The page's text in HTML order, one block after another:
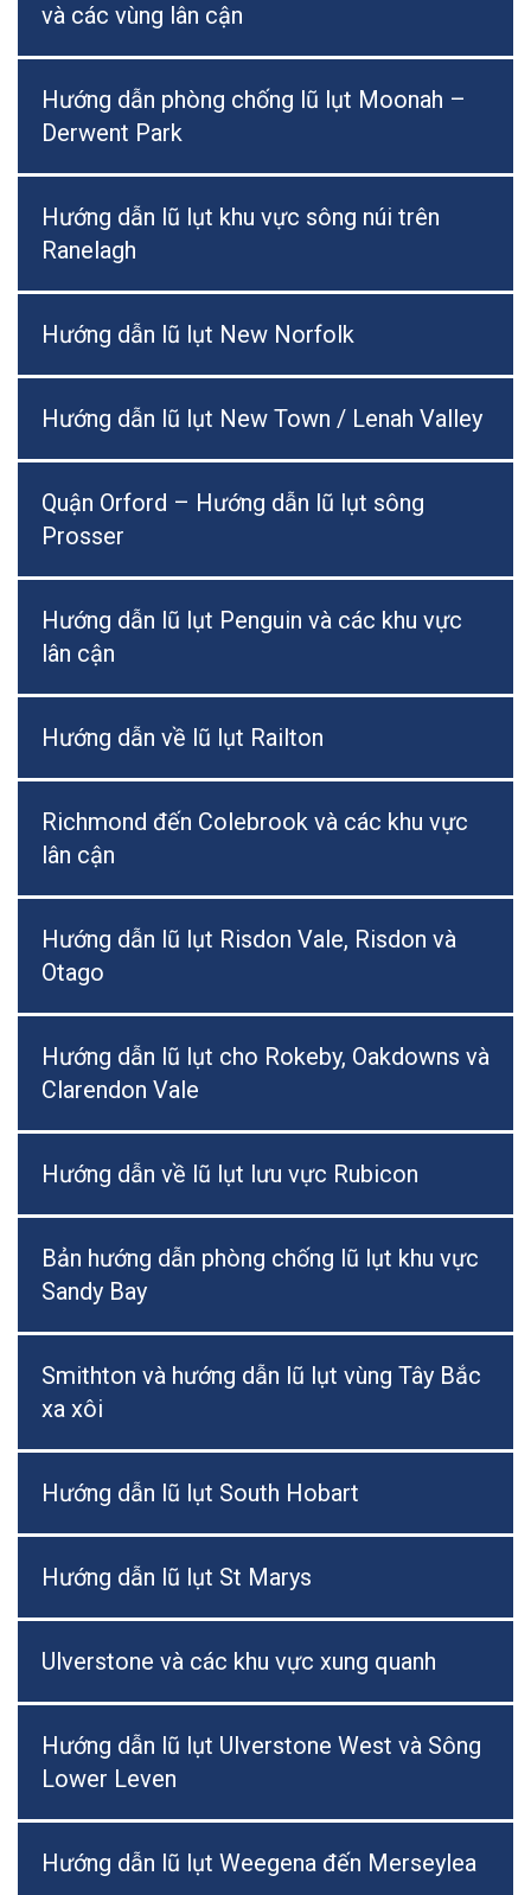
và các vùng lân cận
Hướng dẫn phòng chống lũ lụt Moonah –
Derwent Park
Hướng dẫn lũ lụt khu vực sông núi trên
Ranelagh
Hướng dẫn lũ lụt New Norfolk
Hướng dẫn lũ lụt New Town / Lenah Valley
Quận Orford – Hướng dẫn lũ lụt sông
Prosser
Hướng dẫn lũ lụt Penguin và các khu vực
lân cận
Hướng dẫn về lũ lụt Railton
Richmond đến Colebrook và các khu vực
lân cận
Hướng dẫn lũ lụt Risdon Vale, Risdon và
Otago
Hướng dẫn lũ lụt cho Rokeby, Oakdowns và
Clarendon Vale
Hướng dẫn về lũ lụt lưu vực Rubicon
Bản hướng dẫn phòng chống lũ lụt khu vực
Sandy Bay
Smithton và hướng dẫn lũ lụt vùng Tây Bắc
xa xôi
Hướng dẫn lũ lụt South Hobart
Hướng dẫn lũ lụt St Marys
Ulverstone và các khu vực xung quanh
Hướng dẫn lũ lụt Ulverstone West và Sông
Lower Leven
Hướng dẫn lũ lụt Weegena đến Merseylea